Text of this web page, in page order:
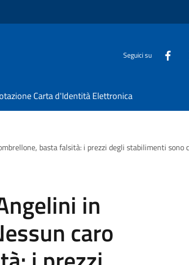
Seguici su
Carta d'Identità Elettronica
basta falsità: i prezzi degli stabilimenti
in
caro